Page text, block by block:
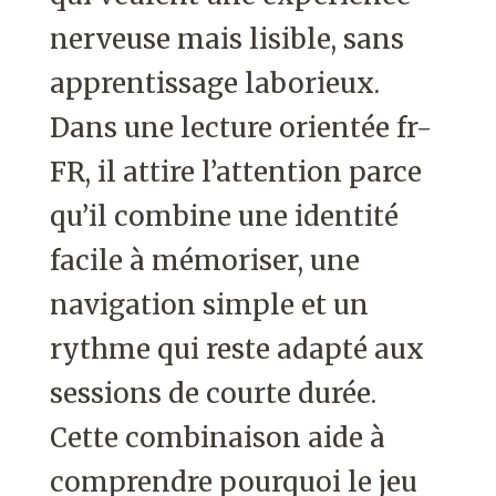
nerveuse mais lisible, sans
apprentissage laborieux.
Dans une lecture orientée fr-
FR, il attire l’attention parce
qu’il combine une identité
facile à mémoriser, une
navigation simple et un
rythme qui reste adapté aux
sessions de courte durée.
Cette combinaison aide à
comprendre pourquoi le jeu